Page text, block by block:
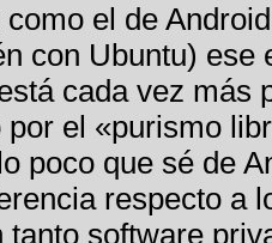
el de
con Ubuntu) ese
cada vez más
por el «purismo
poco que sé de
respecto a
tanto software